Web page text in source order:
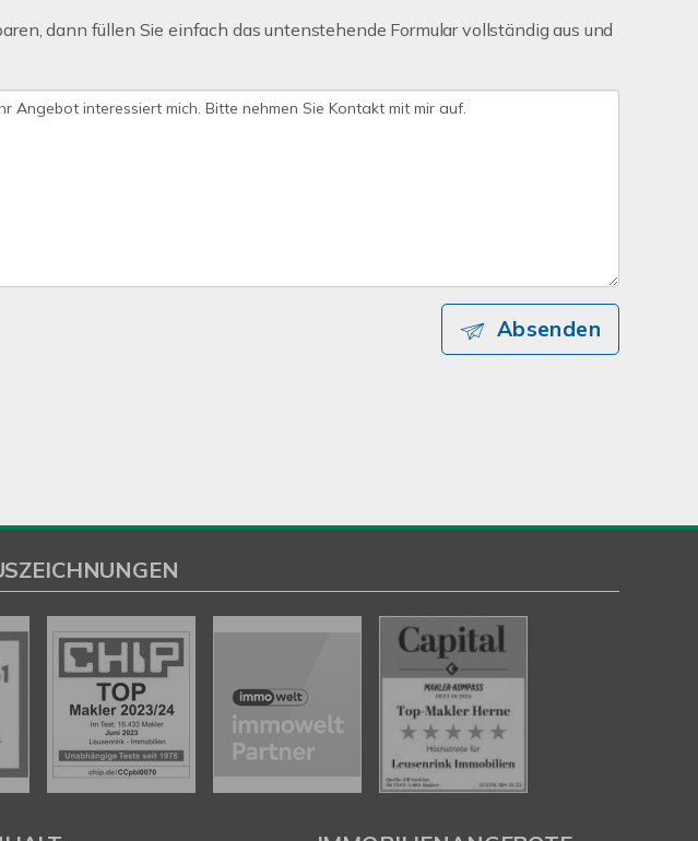
dann füllen Sie einfach das untenstehende Formular vollständig aus und
Absenden